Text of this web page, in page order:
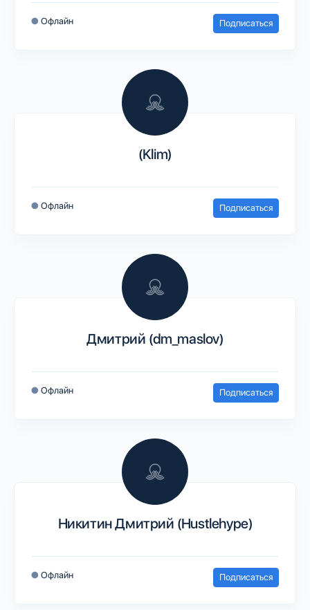
● Офлайн Подписаться
(Klim)
● Офлайн Подписаться
Дмитрий (dm_maslov)
● Офлайн Подписаться
Никитин Дмитрий (Hustlehype)
● Офлайн Подписаться